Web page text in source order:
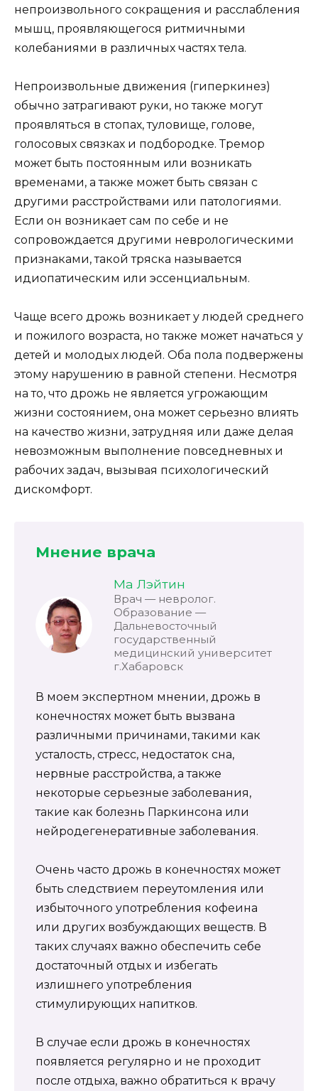
непроизвольного сокращения и расслабления
мышц, проявляющегося ритмичными
колебаниями в различных частях тела.
Непроизвольные движения (гиперкинез)
обычно затрагивают руки, но также могут
проявляться в стопах, туловище, голове,
голосовых связках и подбородке. Тремор
может быть постоянным или возникать
временами, а также может быть связан с
другими расстройствами или патологиями.
Если он возникает сам по себе и не
сопровождается другими неврологическими
признаками, такой тряска называется
идиопатическим или эссенциальным.
Чаще всего дрожь возникает у людей среднего
и пожилого возраста, но также может начаться у
детей и молодых людей. Оба пола подвержены
этому нарушению в равной степени. Несмотря
на то, что дрожь не является угрожающим
жизни состоянием, она может серьезно влиять
на качество жизни, затрудняя или даже делая
невозможным выполнение повседневных и
рабочих задач, вызывая психологический
дискомфорт.
Мнение врача
Ма Лэйтин
Врач — невролог.
Образование —
Дальневосточный
государственный
медицинский университет
г.Хабаровск
В моем экспертном мнении, дрожь в
конечностях может быть вызвана
различными причинами, такими как
усталость, стресс, недостаток сна,
нервные расстройства, а также
некоторые серьезные заболевания,
такие как болезнь Паркинсона или
нейродегенеративные заболевания.
Очень часто дрожь в конечностях может
быть следствием переутомления или
избыточного употребления кофеина
или других возбуждающих веществ. В
таких случаях важно обеспечить себе
достаточный отдых и избегать
излишнего употребления
стимулирующих напитков.
В случае если дрожь в конечностях
появляется регулярно и не проходит
после отдыха, важно обратиться к врачу